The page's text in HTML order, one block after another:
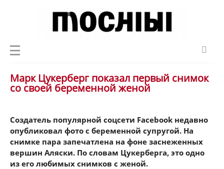
Марк Цукерберг показал первый снимок
со своей беременной женой
Создатель популярной соцсети Facebook недавно
опубликовал фото с беременной супругой. На
снимке пара запечатлена на фоне заснеженных
вершин Аляски. По словам Цукерберга, это одно
из его любимых снимков с женой.